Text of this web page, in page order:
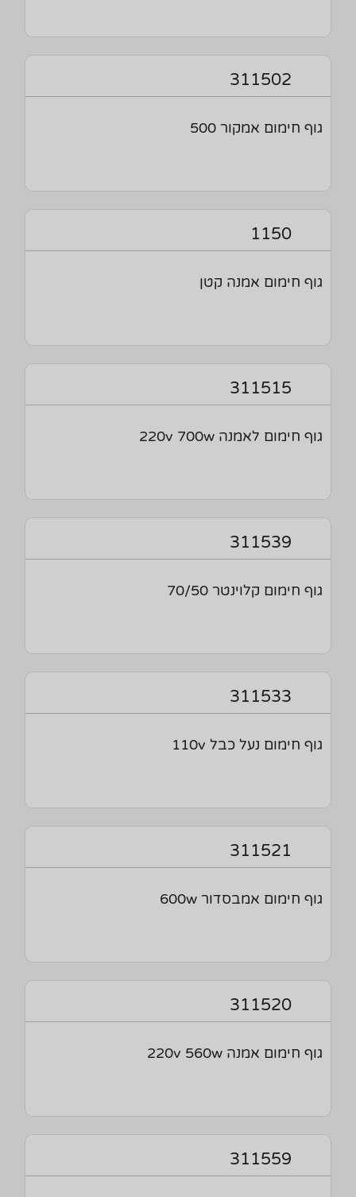
311502
גוף חימום אמקור 500
1150
גוף חימום אמנה קטן
311515
גוף חימום לאמנה 220v 700w
311539
גוף חימום קלוינטר 70/50
311533
גוף חימום נעל כבל 110v
311521
גוף חימום אמבסדור 600w
311520
גוף חימום אמנה 220v 560w
311559